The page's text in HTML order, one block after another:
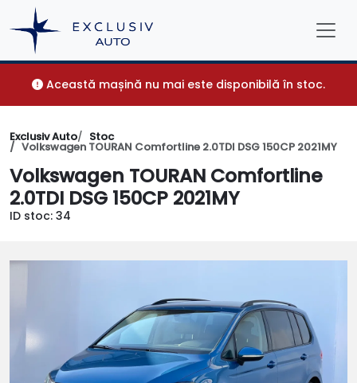
Această mașină nu mai este disponibilă în stoc.
Exclusiv Auto Stoc
Volkswagen TOURAN Comfortline 2.0TDI DSG 150CP 2021MY
Volkswagen TOURAN Comfortline
2.0TDI DSG 150CP 2021MY
ID stoc: 34